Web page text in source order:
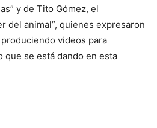
y de Tito Gómez, el
del animal”, quienes expresaron
videos para
se está dando en esta